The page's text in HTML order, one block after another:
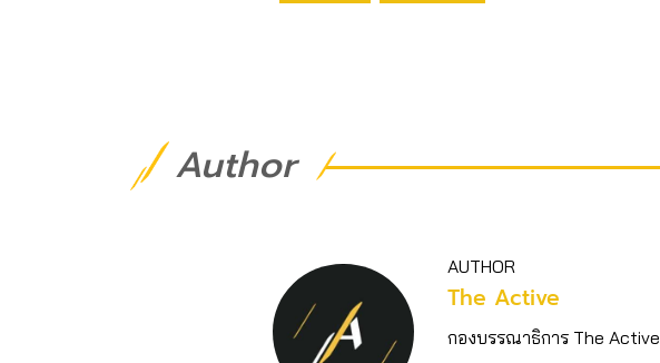
Author
AUTHOR
The Active
กองบรรณาธิการ The Active